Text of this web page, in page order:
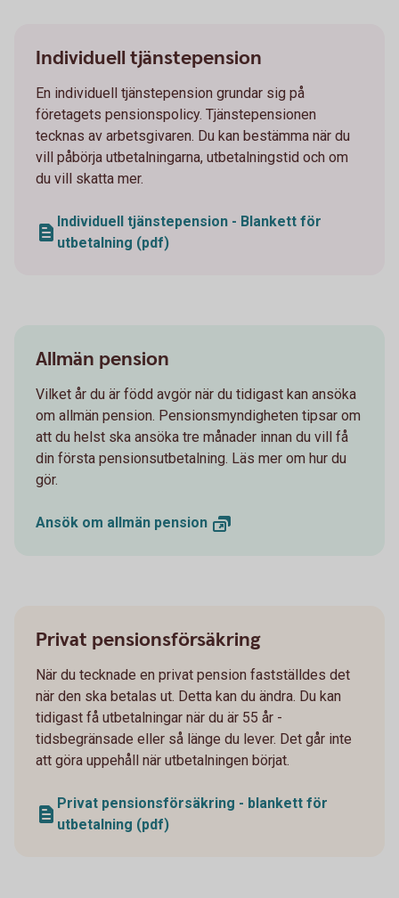
Individuell tjänstepension
En individuell tjänstepension grundar sig på
företagets pensionspolicy. Tjänstepensionen
tecknas av arbetsgivaren. Du kan bestämma när du
vill påbörja utbetalningarna, utbetalningstid och om
du vill skatta mer.
Individuell tjänstepension - Blankett för
utbetalning (pdf)
Allmän pension
Vilket år du är född avgör när du tidigast kan ansöka
om allmän pension. Pensionsmyndigheten tipsar om
att du helst ska ansöka tre månader innan du vill få
din första pensionsutbetalning. Läs mer om hur du
gör.
Ansök om allmän pension
Privat pensionsförsäkring
När du tecknade en privat pension fastställdes det
när den ska betalas ut. Detta kan du ändra. Du kan
tidigast få utbetalningar när du är 55 år -
tidsbegränsade eller så länge du lever. Det går inte
att göra uppehåll när utbetalningen börjat.
Privat pensionsförsäkring - blankett för
utbetalning (pdf)